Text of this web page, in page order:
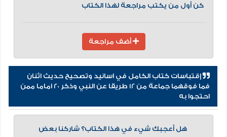
كن أول من يكتب مراجعة لهذا الكتاب
أضف مراجعة
إقتباسات كتاب الكامل في اسانيد وتصحيح حديث اثنان
فما فوقهما جماعة من 12 طريقا عن النبي وذكر 20 اماما ممن
احتجوا به
هل أعجبك شيء في هذا الكتاب؟ شاركنا بعض